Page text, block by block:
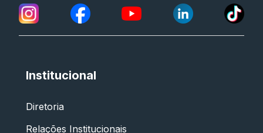
Institucional
Diretoria
Relações Institucionais